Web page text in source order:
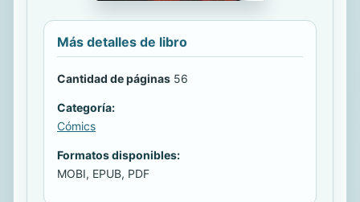
Más detalles de libro
Cantidad de páginas 56
Categoría:
Cómics
Formatos disponibles:
MOBI, EPUB, PDF